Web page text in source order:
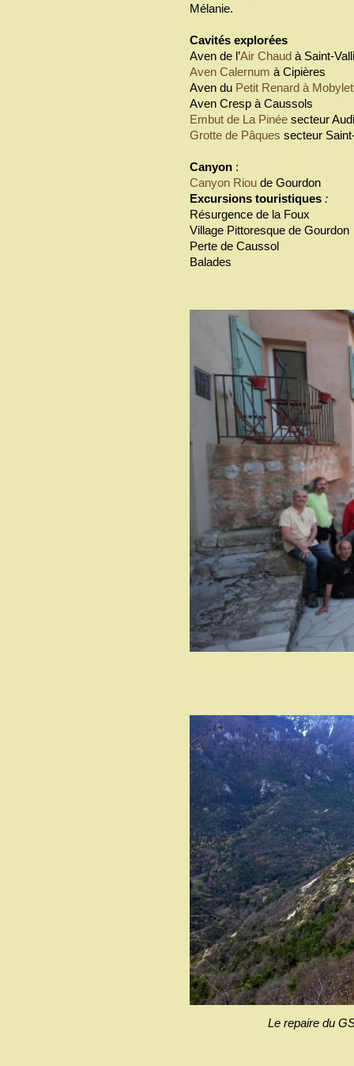
Mélanie.
Cavités explorées
Aven de l’Air Chaud à Saint-
Aven Calernum à Cipières
Aven du Petit Renard à
Aven Cresp à Caussols
Embut de La Pinée secteur
Grotte de Pâques secteur
Canyon :
Canyon Riou de Gourdon
Excursions touristiques :
Résurgence de la Foux
Village Pittoresque de Gourdon
Perte de Caussol
Balades
Le repaire du